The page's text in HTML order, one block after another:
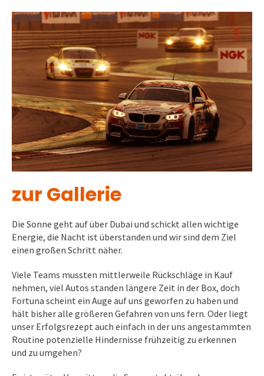
zur Gallerie
Die Sonne geht auf über Dubai und schickt allen wichtige
Energie, die Nacht ist überstanden und wir sind dem Ziel
einen großen Schritt näher.
Viele Teams mussten mittlerweile Rückschläge in Kauf
nehmen, viel Autos standen längere Zeit in der Box, doch
Fortuna scheint ein Auge auf uns geworfen zu haben und
hält bisher alle größeren Gefahren von uns fern. Oder liegt
unser Erfolgsrezept auch einfach in der uns angestammten
Routine potenzielle Hindernisse frühzeitig zu erkennen
und zu umgehen?